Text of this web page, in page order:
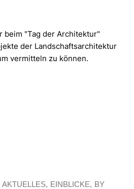
beim "Tag der Architektur"
der Landschaftsarchitektur
vermitteln zu können.
AKTUELLES EINBLICKE
BY